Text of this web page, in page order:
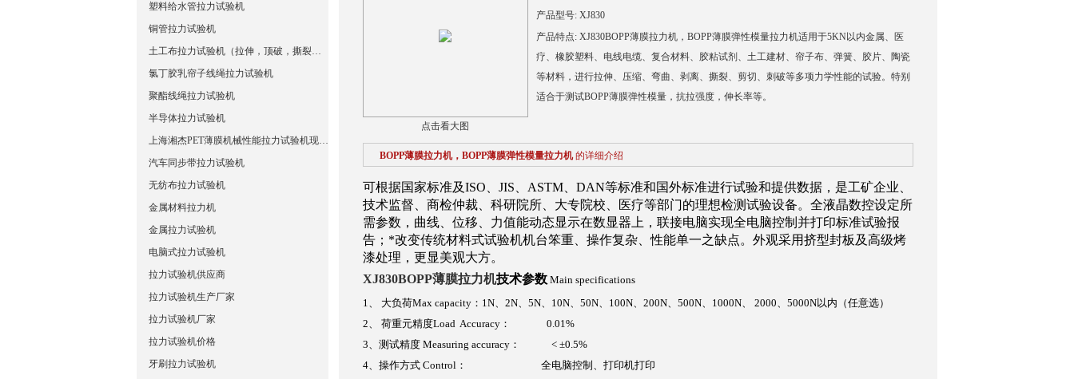
点击看大图
产品型号: XJ830
产品特点: XJ830BOPP薄膜拉力机，BOPP薄膜弹性模量拉力机适用于5KN以内金属、医
疗、橡胶塑料、电线电缆、复合材料、胶粘试剂、土工建材、帘子布、弹簧、胶片、陶瓷
等材料，进行拉伸、压缩、弯曲、剥离、撕裂、剪切、刺破等多项力学性能的试验。特别
适合于测试BOPP薄膜弹性模量，抗拉强度，伸长率等。
BOPP薄膜拉力机，BOPP薄膜弹性模量拉力机 的详细介绍
可根据国家标准及ISO、JIS、ASTM、DAN等标准和国外标准进行试验和提供数据，是工矿企业、
技术监督、商检仲裁、科研院所、大专院校、医疗等部门的理想检测试验设备。全液晶数控设定所
需参数，曲线、位移、力值能动态显示在数显器上，联接电脑实现全电脑控制并打印标准试验报
告；*改变传统材料式试验机机台笨重、操作复杂、性能单一之缺点。外观采用挤型封板及高级烤
漆处理，更显美观大方。
XJ830BOPP薄膜拉力机技术参数Main specifications
1、 大负荷Max capacity：1N、2N、5N、10N、50N、100N、200N、500N、1000N、 2000、5000N以内 （任意选）
2、 荷重元精度Load Accuracy：
0.01%
3、测试精度Measuring accuracy：
< ±0.5%
4、操作方式Control：
全电脑控制、打印机打印
塑料给水管拉力试验机
铜管拉力试验机
土工布拉力试验机（拉伸，顶破，撕裂试验标准）
氯丁胶乳帘子线绳拉力试验机
聚酯线绳拉力试验机
半导体拉力试验机
上海湘杰PET薄膜机械性能拉力试验机现货直销
汽车同步带拉力试验机
无纺布拉力试验机
金属材料拉力机
金属拉力试验机
电脑式拉力试验机
拉力试验机供应商
拉力试验机生产厂家
拉力试验机厂家
拉力试验机价格
牙刷拉力试验机